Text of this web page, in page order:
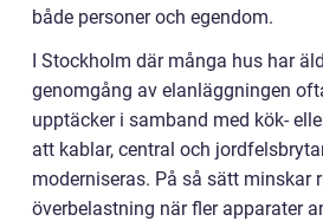
både personer och egendom.
I Stockholm där många hus har
genomgång av elanläggningen
upptäcker i samband med kök-
att kablar, central och
moderniseras. På så sätt minskar
överbelastning när fler apparater